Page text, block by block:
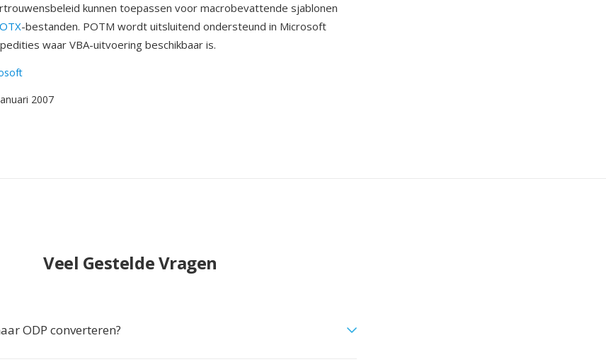
kunnen toepassen voor macrobevattende sjablonen
-bestanden. POTM wordt uitsluitend ondersteund in Microsoft
waar VBA-uitvoering beschikbaar is.
2007
Veel Gestelde Vragen
ODP converteren?